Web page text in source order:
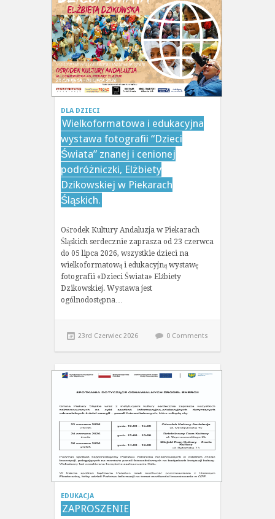
DLA DZIECI
Wielkoformatowa i edukacyjna
wystawa fotografii “Dzieci
Świata” znanej i cenionej
podróżniczki, Elżbiety
Dzikowskiej w Piekarach
Śląskich.
Ośrodek Kultury Andaluzja w Piekarach
Śląskich serdecznie zaprasza od 23 czerwca
do 05 lipca 2026, wszystkie dzieci na
wielkoformatową i edukacyjną wystawę
fotografii «Dzieci Świata» Elżbiety
Dzikowskiej. Wystawa jest
ogólnodostępna…
23rd Czerwiec 2026 0 Comments
EDUKACJA
ZAPROSZENIE